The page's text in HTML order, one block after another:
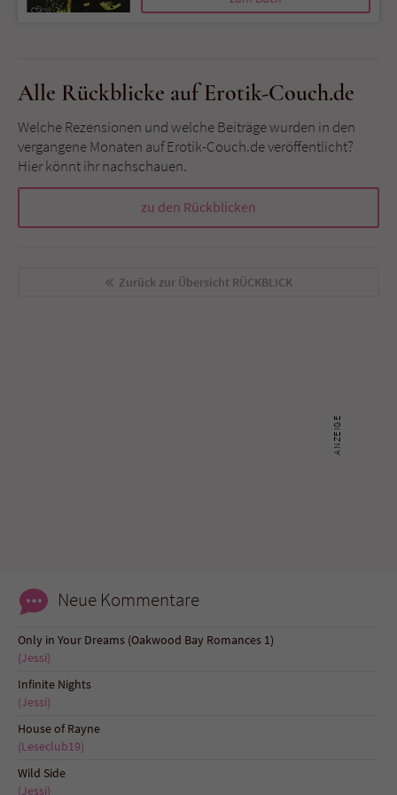
Alle Rückblicke auf Erotik-Couch.de
Welche Rezensionen und welche Beiträge wurden in den
vergangene Monaten auf Erotik-Couch.de veröffentlicht?
Hier könnt ihr nachschauen.
zu den Rückblicken
Zurück zur Übersicht RÜCKBLICK
Neue Kommentare
Only in Your Dreams (Oakwood Bay Romances 1)
(Jessi)
Infinite Nights
(Jessi)
House of Rayne
(Leseclub19)
Wild Side
(Jessi)
Sicherheitscode des Kontaktformulars zu